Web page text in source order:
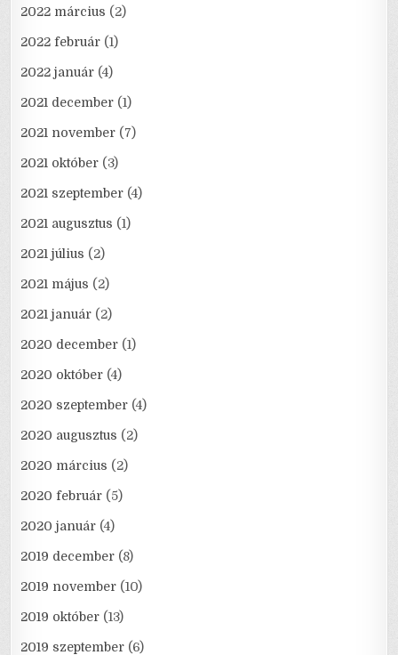
2022 március (2)
2022 február (1)
2022 január (4)
2021 december (1)
2021 november (7)
2021 október (3)
2021 szeptember (4)
2021 augusztus (1)
2021 július (2)
2021 május (2)
2021 január (2)
2020 december (1)
2020 október (4)
2020 szeptember (4)
2020 augusztus (2)
2020 március (2)
2020 február (5)
2020 január (4)
2019 december (8)
2019 november (10)
2019 október (13)
2019 szeptember (6)